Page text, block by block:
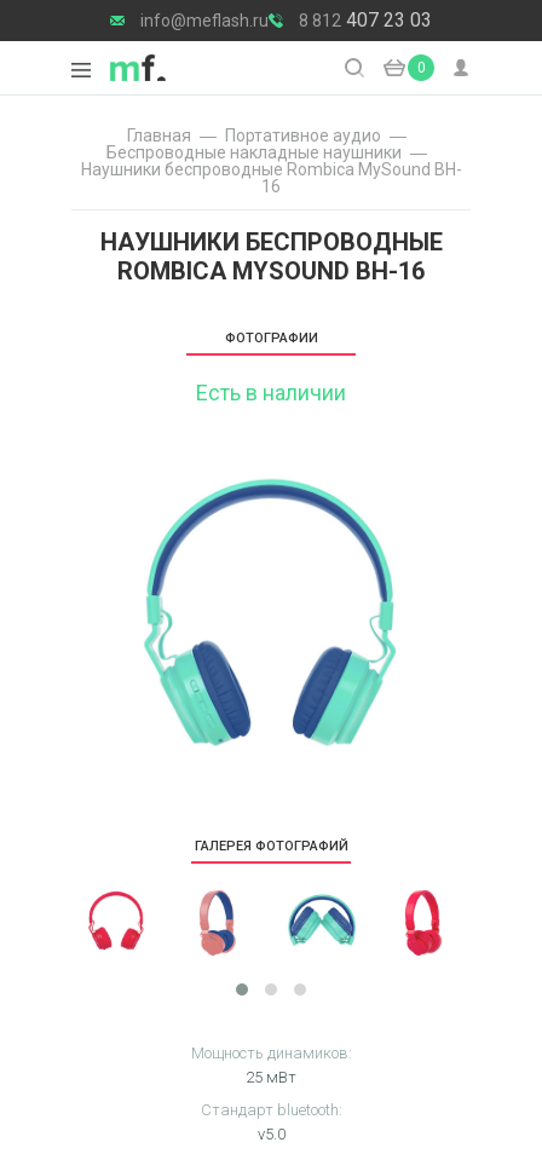
info@meflash.ru 8 812 407 23 03
0
Главная
Портативное аудио
Беспроводные накладные наушники
Наушники беспроводные Rombica MySound BH-
16
НАУШНИКИ БЕСПРОВОДНЫЕ
ROMBICA MYSOUND BH-16
ФОТОГРАФИИ
Есть в наличии
ГАЛЕРЕЯ ФОТОГРАФИЙ
Мощность динамиков:
25 мВт
Стандарт bluetooth:
v5.0